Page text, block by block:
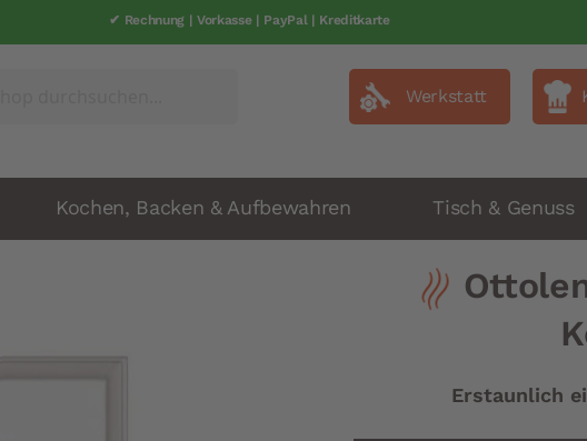
✔ Rechnung | Vorkasse | PayPal | Kreditkarte
Werkstatt
Kochen, Backen & Aufbewahren Tisch & Genuss
Erstaunlich